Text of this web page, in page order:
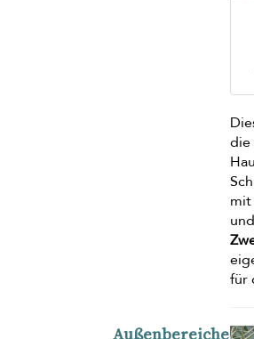
die
für
Außenbereiche